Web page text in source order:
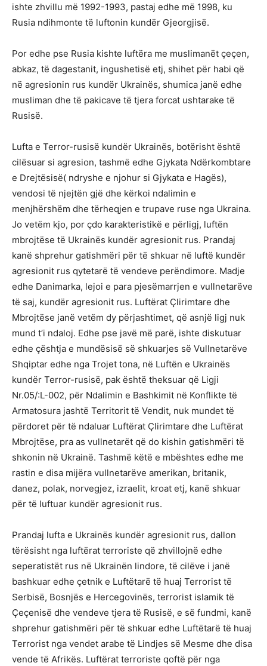
ishte zhvillu më 1992-1993, pastaj edhe më 1998, ku
Rusia ndihmonte të luftonin kundër Gjeorgjisë.
Por edhe pse Rusia kishte luftëra me muslimanët çeçen,
abkaz, të dagestanit, ingushetisë etj, shihet për habi që
në agresionin rus kundër Ukrainës, shumica janë edhe
musliman dhe të pakicave të tjera forcat ushtarake të
Rusisë.
Lufta e Terror-rusisë kundër Ukrainës, botërisht është
cilësuar si agresion, tashmë edhe Gjykata Ndërkombtare
e Drejtësisë( ndryshe e njohur si Gjykata e Hagës),
vendosi të njejtën gjë dhe kërkoi ndalimin e
menjhërshëm dhe tërheqjen e trupave ruse nga Ukraina.
Jo vetëm kjo, por çdo karakteristikë e përligj, luftën
mbrojtëse të Ukrainës kundër agresionit rus. Prandaj
kanë shprehur gatishmëri për të shkuar në luftë kundër
agresionit rus qytetarë të vendeve perëndimore. Madje
edhe Danimarka, lejoi e para pjesëmarrjen e vullnetarëve
të saj, kundër agresionit rus. Luftërat Çlirimtare dhe
Mbrojtëse janë vetëm dy përjashtimet, që asnjë ligj nuk
mund t’i ndaloj. Edhe pse javë më parë, ishte diskutuar
edhe çështja e mundësisë së shkuarjes së Vullnetarëve
Shqiptar edhe nga Trojet tona, në Luftën e Ukrainës
kundër Terror-rusisë, pak është theksuar që Ligji
Nr.05/:L-002, për Ndalimin e Bashkimit në Konflikte të
Armatosura jashtë Territorit të Vendit, nuk mundet të
përdoret për të ndaluar Luftërat Çlirimtare dhe Luftërat
Mbrojtëse, pra as vullnetarët që do kishin gatishmëri të
shkonin në Ukrainë. Tashmë këtë e mbështes edhe me
rastin e disa mijëra vullnetarëve amerikan, britanik,
danez, polak, norvegjez, izraelit, kroat etj, kanë shkuar
për të luftuar kundër agresionit rus.
Prandaj lufta e Ukrainës kundër agresionit rus, dallon
tërësisht nga luftërat terroriste që zhvillojnë edhe
seperatistët rus në Ukrainën lindore, të cilëve i janë
bashkuar edhe çetnik e Luftëtarë të huaj Terrorist të
Serbisë, Bosnjës e Hercegovinës, terrorist islamik të
Çeçenisë dhe vendeve tjera të Rusisë, e së fundmi, kanë
shprehur gatishmëri për të shkuar edhe Luftëtarë të huaj
Terrorist nga vendet arabe të Lindjes së Mesme dhe disa
vende të Afrikës. Luftërat terroriste qoftë për nga